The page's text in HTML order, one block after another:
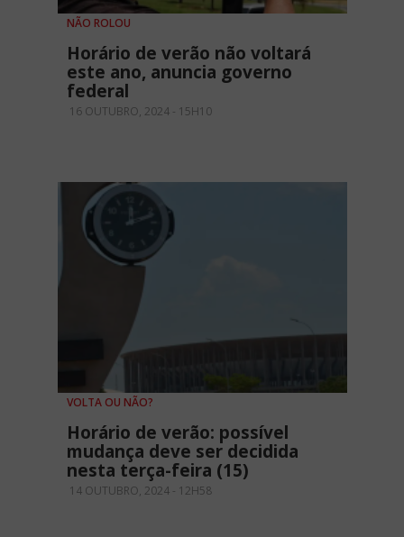
NÃO ROLOU
Horário de verão não voltará
este ano, anuncia governo
federal
16 OUTUBRO, 2024 - 15H10
VOLTA OU NÃO?
Horário de verão: possível
mudança deve ser decidida
nesta terça-feira (15)
14 OUTUBRO, 2024 - 12H58